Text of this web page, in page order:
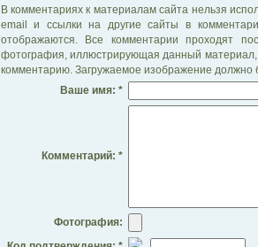
В комментариях к материалам сайта нельзя
email и ссылки на другие сайты в
отображаются. Все комментарии проходят
фотография, иллюстрирующая данный материал,
комментарию. Загружаемое изображение должно
Ваше имя: *
Комментарий: *
Фотография: